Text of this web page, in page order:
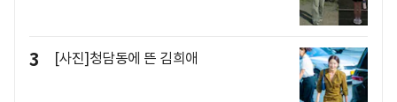
3 [사진]청담동에 뜬 김희애